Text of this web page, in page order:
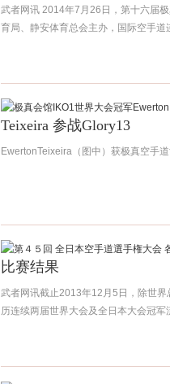
武者网讯 2014年7月26日，第十六届
育局、静安体育总会主办，国际空手道
Teixeira 参战Glory13
EwertonTeixeira（图中）获极真空手
比赛结果
武者网讯截止2013年12月5日，除世
历连续两届世界大会及全日本大会冠军